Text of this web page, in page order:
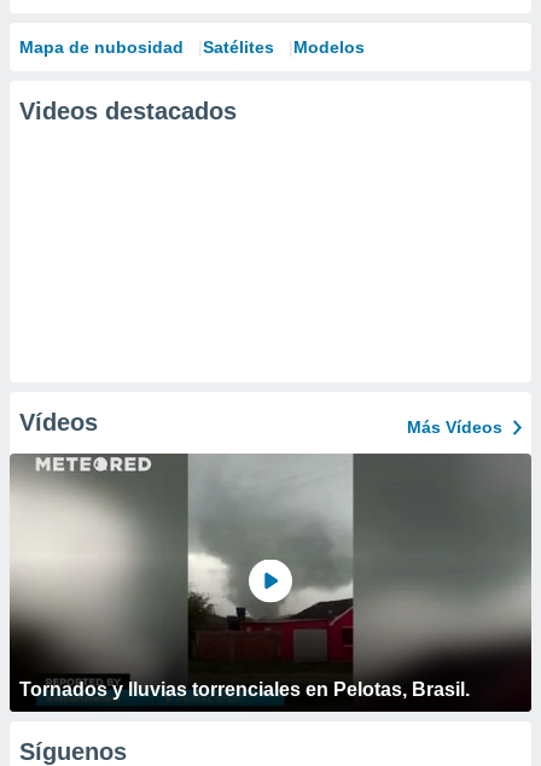
Mapa de nubosidad Satélites Modelos
Videos destacados
Vídeos Más Vídeos
Tornados y lluvias torrenciales en Pelotas, Brasil.
Síguenos